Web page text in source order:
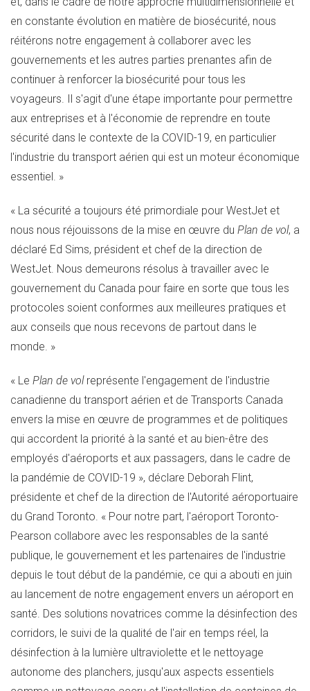
en constante évolution en matière de biosécurité, nous
réitérons notre engagement à collaborer avec les
gouvernements et les autres parties prenantes afin de
continuer à renforcer la biosécurité pour tous les
voyageurs. Il s'agit d'une étape importante pour permettre
aux entreprises et à l'économie de reprendre en toute
sécurité dans le contexte de la COVID-19, en particulier
l'industrie du transport aérien qui est un moteur économique
essentiel. »
« La sécurité a toujours été primordiale pour WestJet et
nous nous réjouissons de la mise en œuvre du Plan de vol, a
déclaré Ed Sims, président et chef de la direction de
WestJet. Nous demeurons résolus à travailler avec le
gouvernement du Canada pour faire en sorte que tous les
protocoles soient conformes aux meilleures pratiques et
aux conseils que nous recevons de partout dans le
monde. »
« Le Plan de volreprésente l'engagement de l'industrie
canadienne du transport aérien et de Transports Canada
envers la mise en œuvre de programmes et de politiques
qui accordent la priorité à la santé et au bien-être des
employés d'aéroports et aux passagers, dans le cadre de
la pandémie de COVID-19 », déclare Deborah Flint,
présidente et chef de la direction de l'Autorité aéroportuaire
du Grand Toronto. « Pour notre part, l'aéroport Toronto-
Pearson collabore avec les responsables de la santé
publique, le gouvernement et les partenaires de l'industrie
depuis le tout début de la pandémie, ce qui a abouti en juin
au lancement de notre engagement envers un aéroport en
santé. Des solutions novatrices comme la désinfection des
corridors, le suivi de la qualité de l'air en temps réel, la
désinfection à la lumière ultraviolette et le nettoyage
autonome des planchers, jusqu'aux aspects essentiels